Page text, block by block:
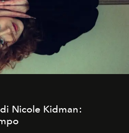
Nicole Kidman: